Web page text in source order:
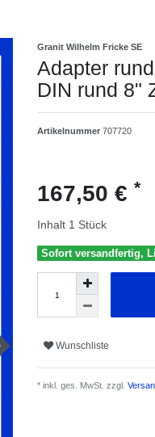
Granit Wilhelm Fricke SE
Adapter
DIN rund 8"
Artikelnummer 707720
167,50 € *
Inhalt 1 Stück
Sofort versandfertig,
Wunschliste
* inkl. ges. MwSt. zzgl.